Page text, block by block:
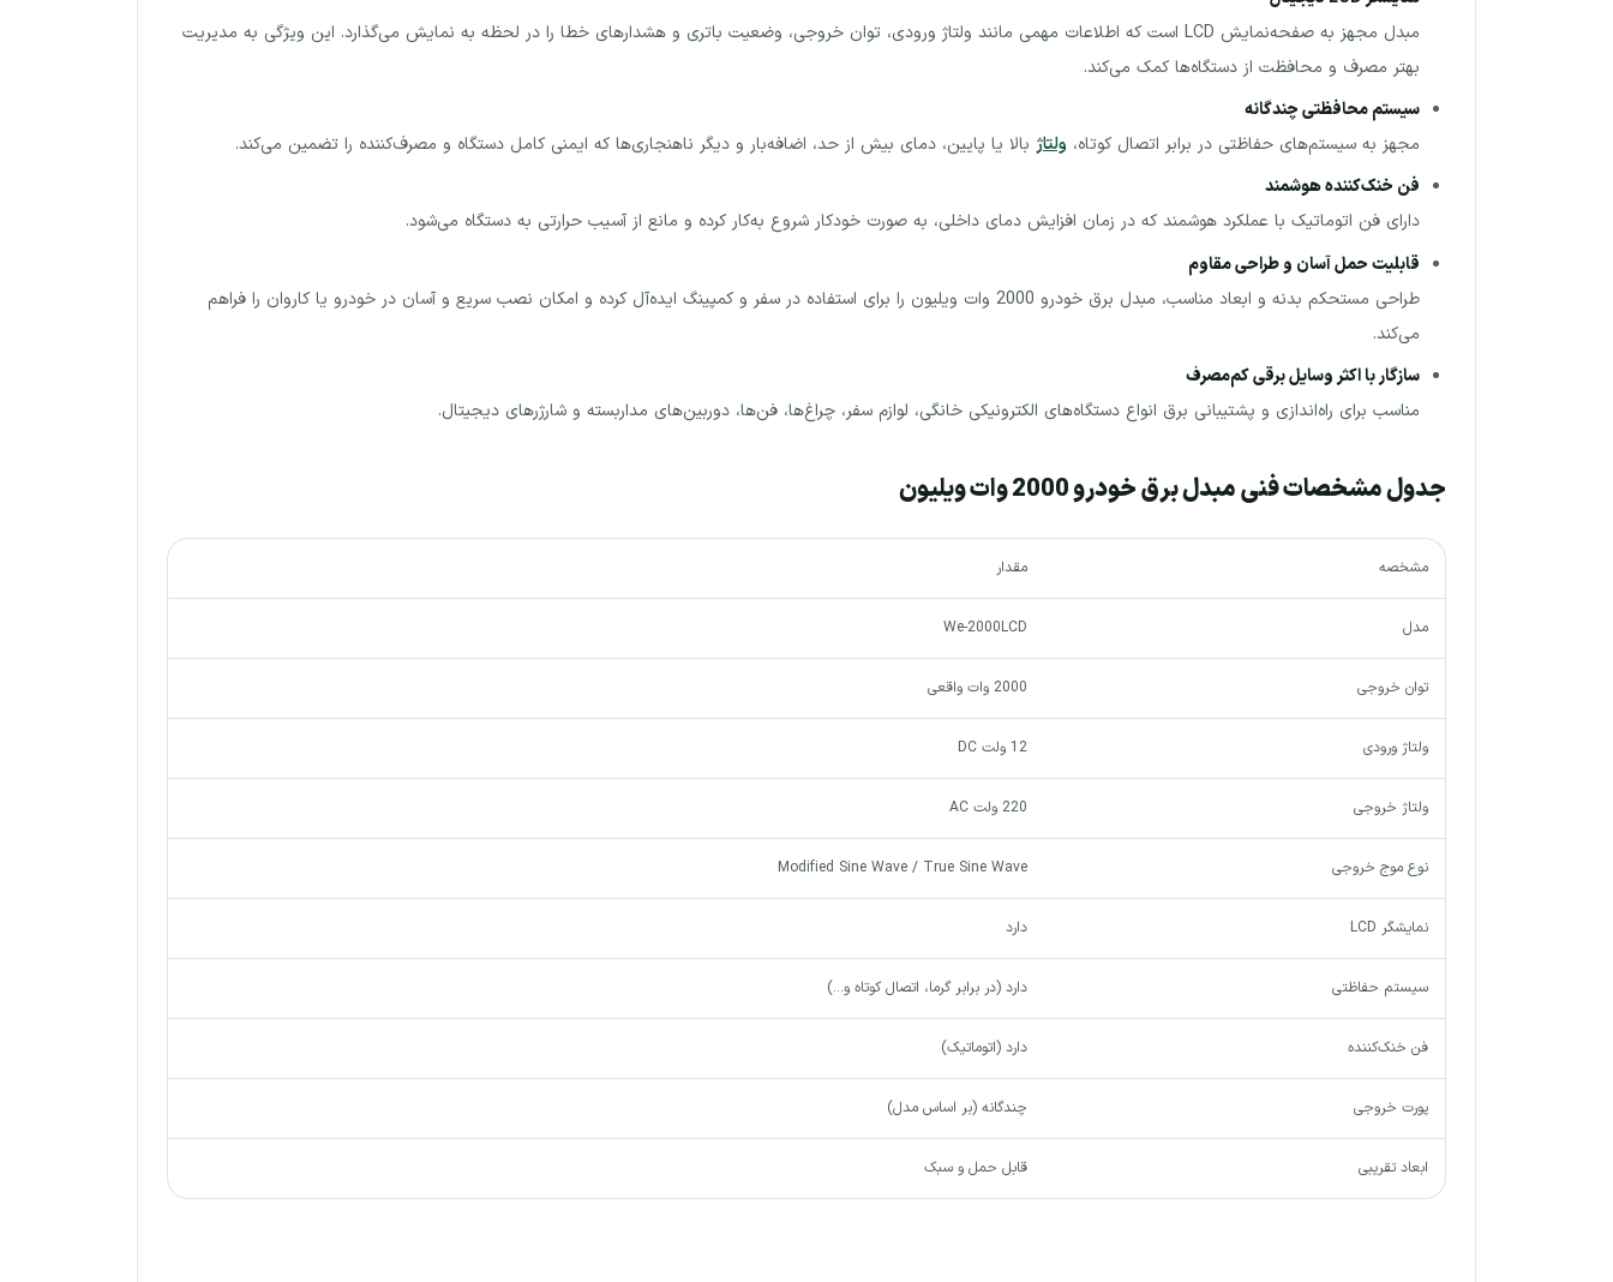
مبدل مجهز به صفحه‌نمایش LCD است که اطلاعات مهمی مانند ولتاژ ورودی، توان خروجی، وضعیت باتری و هشدارهای خطا را در لحظه به نمایش می‌گذارد. این ویژگی به مدیریت
بهتر مصرف و محافظت از دستگاه‌ها کمک می‌کند.
سیستم محافظتی چندگانه
مجهز به سیستم‌های حفاظتی در برابر اتصال کوتاه، ولتاژ بالا یا پایین، دمای بیش از حد، اضافه‌بار و دیگر ناهنجاری‌ها که ایمنی کامل دستگاه و مصرف‌کننده را تضمین می‌کند.
فن خنک‌کننده هوشمند
دارای فن اتوماتیک با عملکرد هوشمند که در زمان افزایش دمای داخلی، به صورت خودکار شروع به‌کار کرده و مانع از آسیب حرارتی به دستگاه می‌شود.
قابلیت حمل آسان و طراحی مقاوم
طراحی مستحکم بدنه و ابعاد مناسب، مبدل برق خودرو 2000 وات ویلیون را برای استفاده در سفر و کمپینگ ایده‌آل کرده و امکان نصب سریع و آسان در خودرو یا کاروان را فراهم
می‌کند.
سازگار با اکثر وسایل برقی کم‌مصرف
مناسب برای راه‌اندازی و پشتیبانی برق انواع دستگاه‌های الکترونیکی خانگی، لوازم سفر، چراغ‌ها، فن‌ها، دوربین‌های مداربسته و شارژرهای دیجیتال.
جدول مشخصات فنی مبدل برق خودرو 2000 وات ویلیون
مشخصه مقدار
مدل We-2000LCD
توان خروجی 2000 وات واقعی
ولتاژ ورودی 12 ولت DC
ولتاژ خروجی 220 ولت AC
نوع موج خروجی Modified Sine Wave / True Sine Wave
نمایشگر LCD دارد
سیستم حفاظتی دارد (در برابر گرما، اتصال کوتاه و...)
فن خنک‌کننده دارد (اتوماتیک)
پورت خروجی چندگانه (بر اساس مدل)
ابعاد تقریبی قابل حمل و سبک